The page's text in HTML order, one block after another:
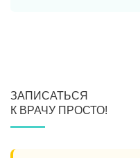
ЗАПИСАТЬСЯ
К ВРАЧУ ПРОСТО!